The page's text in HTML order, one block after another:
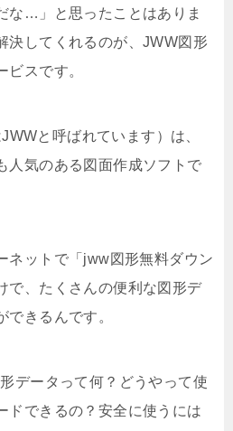
な…」と思ったことはありま
決してくれるのが、JWW図形
ビスです。
と呼ばれています）は、
人気のある図面作成ソフトで
ネットで「jww図形無料ダウン
で、たくさんの便利な図形デ
できるんです。
データって何？どうやって使
ドできるの？安全に使うには